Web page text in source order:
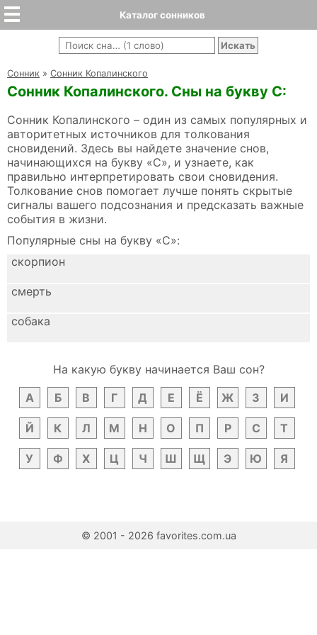
Каталог сонников
Cонник » Сонник Копалинского
Сонник Копалинского. Сны на букву С:
Сонник Копалинского – один из самых популярных и
авторитетных источников для толкования
сновидений. Здесь вы найдете значение снов,
начинающихся на букву «С», и узнаете, как
правильно интерпретировать свои сновидения.
Толкование снов помогает лучше понять скрытые
сигналы вашего подсознания и предсказать важные
события в жизни.
Популярные сны на букву «С»:
скорпион
смерть
собака
На какую букву начинается Ваш сон?
А
Б В Г Д Е Ё Ж З И
Й К Л М Н О П Р С Т
У Ф Х Ц Ч Ш Щ Э Ю Я
© 2001 - 2026 favorites.com.ua